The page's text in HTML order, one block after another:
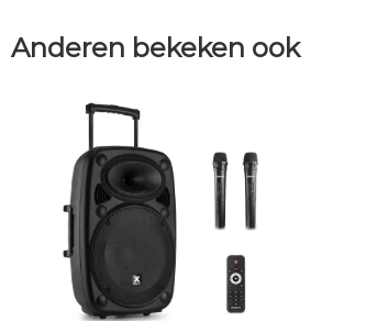
Anderen bekeken ook